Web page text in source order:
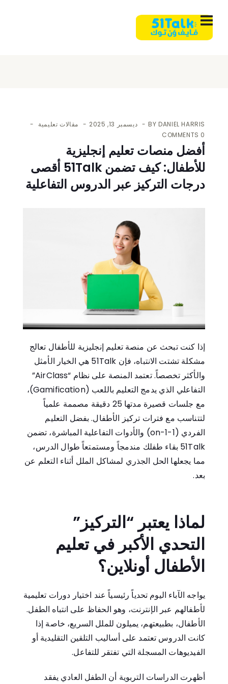
BYDANIEL HARRIS ديسمبر 13, 2025
مقالات تعليمية
0 COMMENTS
أفضل منصات تعليم إنجليزية
للأطفال: كيف تضمن 51Talk أقصى
درجات التركيز عبر الدروس التفاعلية
إذا كنت تبحث عن منصة تعليم إنجليزية للأطفال تعالج
مشكلة تشتت الانتباه، فإن 51Talk هي الخيار الأمثل
والأكثر تخصصاً. تعتمد المنصة على نظام “AirClass”
التفاعلي الذي يدمج التعليم باللعب (Gamification)،
مع جلسات قصيرة مدتها 25 دقيقة مصممة علمياً
لتتناسب مع فترات تركيز الأطفال. بفضل التعليم
الفردي (1-on-1) والأدوات التفاعلية المباشرة، تضمن
51Talk بقاء طفلك مندمجاً ومستمتعاً طوال الدرس،
مما يجعلها الحل الجذري لمشاكل الملل أثناء التعلم عن
بعد.
لماذا يعتبر “التركيز”
التحدي الأكبر في تعليم
الأطفال أونلاين؟
يواجه الآباء اليوم تحدياً رئيسياً عند اختيار دورات تعليمية
لأطفالهم عبر الإنترنت، وهو الحفاظ على انتباه الطفل.
الأطفال، بطبيعتهم، يميلون للملل السريع، خاصة إذا
كانت الدروس تعتمد على أساليب التلقين التقليدية أو
الفيديوهات المسجلة التي تفتقر للتفاعل.
أظهرت الدراسات التربوية أن الطفل العادي يفقد